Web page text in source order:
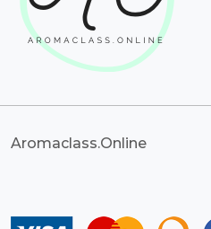
Aromaclass.Online